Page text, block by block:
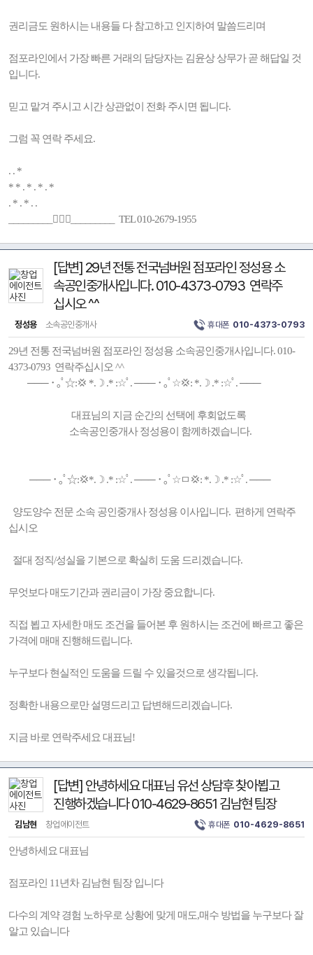
권리금도 원하시는 내용들 다 참고하고 인지하여 말씀드리며
점포라인에서 가장 빠른 거래의 담당자는 김윤상 상무가 곧 해답일 것
입니다.
믿고 맡겨 주시고 시간 상관없이 전화 주시면 됩니다.
그럼 꼭 연락 주세요.
. . *
* * . * . * . *
. * . * . .
_________🚶🏻‍♂️_________ TEL 010-2679-1955
[답변] 29년 전통 전국넘버원 점포라인 정성용 소
속공인중개사입니다. 010-4373-0793 연락주
십시오 ^^
정성용 소속공인중개사 휴대폰 010-4373-0793
29년 전통 전국넘버원 점포라인 정성용 소속공인중개사입니다. 010-
4373-0793 연락주십시오 ^^
─── ･ ｡ﾟ☆:💢 *.☽ .* :☆ﾟ. ─── ･ ｡ﾟ☆💢: *.☽ .* :☆ﾟ. ───
대표님의 지금 순간의 선택에 후회없도록
소속공인중개사 정성용이 함께하겠습니다.
─── ･ ｡ﾟ☆:💢*.☽ .* :☆ﾟ. ─── ･ ｡ﾟ☆ㅁ💢: *.☽ .* :☆ﾟ. ───
양도양수 전문 소속 공인중개사 정성용 이사입니다. 편하게 연락주
십시오
절대 정직/성실을 기본으로 확실히 도움 드리겠습니다.
무엇보다 매도기간과 권리금이 가장 중요합니다.
직접 뵙고 자세한 매도 조건을 들어본 후 원하시는 조건에 빠르고 좋은
가격에 매매 진행해드립니다.
누구보다 현실적인 도움을 드릴 수 있을것으로 생각됩니다.
정확한 내용으로만 설명드리고 답변해드리겠습니다.
지금 바로 연락주세요 대표님!
[답변] 안녕하세요 대표님 유선 상담후 찾아뵙고
진행하겠습니다 010-4629-8651 김남현 팀장
김남현 창업에이전트 휴대폰 010-4629-8651
안녕하세요 대표님
점포라인 11년차 김남현 팀장 입니다
다수의 계약 경험 노하우로 상황에 맞게 매도,매수 방법을 누구보다 잘
알고 있습니다